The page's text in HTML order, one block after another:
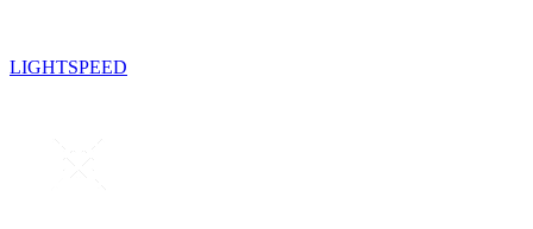
LIGHTSPEED